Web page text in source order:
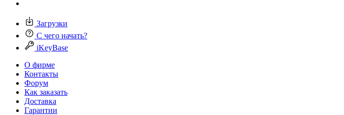
Загрузки
С чего начать?
iKeyBase
О фирме
Контакты
Форум
Как заказать
Доставка
Гарантии